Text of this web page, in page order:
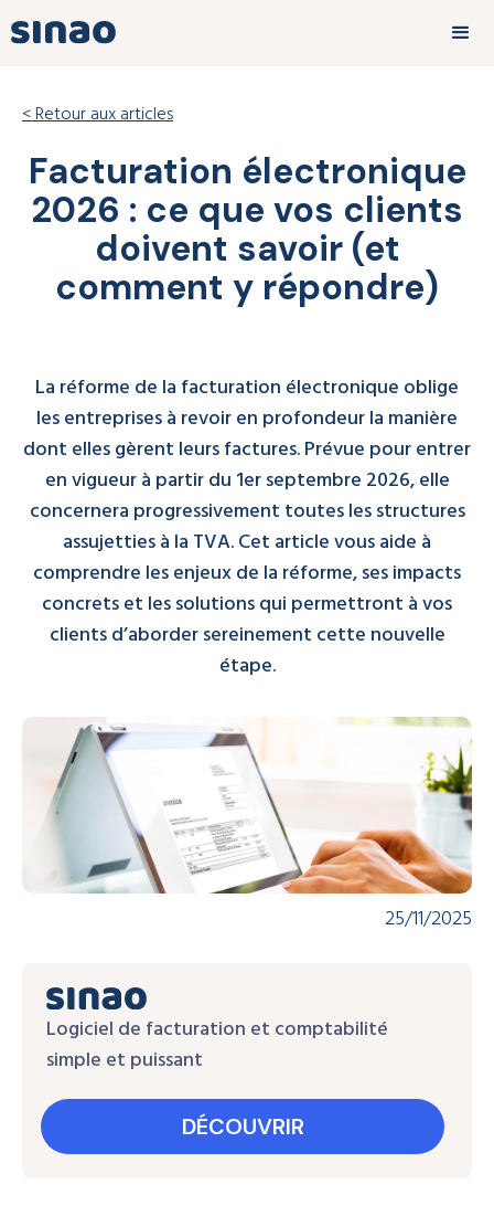
< Retour aux articles
Facturation électronique
2026 : ce que vos clients
doivent savoir (et
comment y répondre)
La réforme de la facturation électronique oblige
les entreprises à revoir en profondeur la manière
dont elles gèrent leurs factures. Prévue pour entrer
en vigueur à partir du 1er septembre 2026, elle
concernera progressivement toutes les structures
assujetties à la TVA. Cet article vous aide à
comprendre les enjeux de la réforme, ses impacts
concrets et les solutions qui permettront à vos
clients d’aborder sereinement cette nouvelle
étape.
25/11/2025
Logiciel de facturation et comptabilité
simple et puissant
DÉCOUVRIR